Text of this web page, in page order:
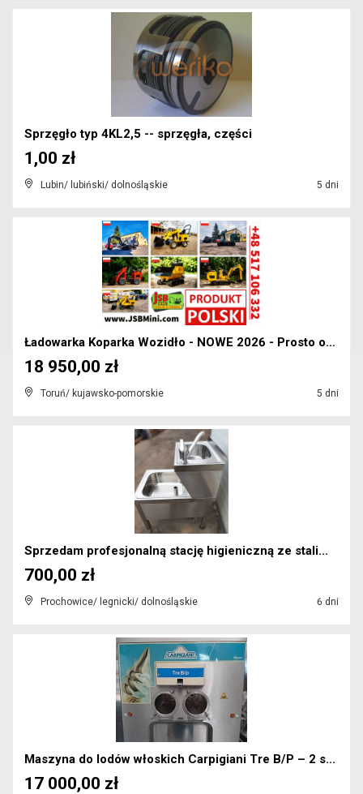
Sprzęgło typ 4KL2,5 -- sprzęgła, części
Lubin/ lubiński/ dolnośląskie 5 dni
1,00 zł
Ładowarka Koparka Wozidło - NOWE 2026 - Prosto od ...
Toruń/ kujawsko-pomorskie 5 dni
18 950,00 zł
Sprzedam profesjonalną stację higieniczną ze stali...
Prochowice/ legnicki/ dolnośląskie 6 dni
700,00 zł
Maszyna do lodów włoskich Carpigiani Tre B/P – 2 s...
17 000,00 zł